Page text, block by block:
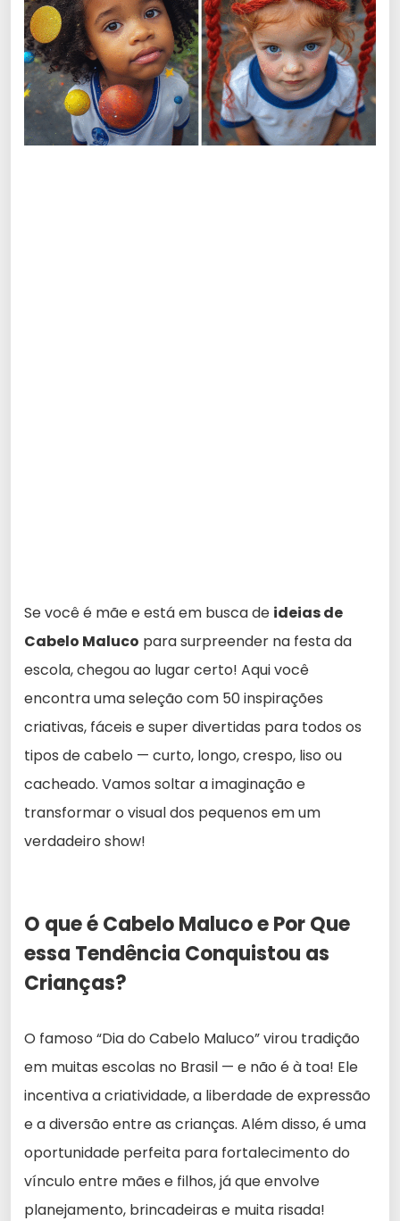
Se você é mãe e está em busca de ideias de
Cabelo Maluco para surpreender na festa da
escola, chegou ao lugar certo! Aqui você
encontra uma seleção com 50 inspirações
criativas, fáceis e super divertidas para todos os
tipos de cabelo — curto, longo, crespo, liso ou
cacheado. Vamos soltar a imaginação e
transformar o visual dos pequenos em um
verdadeiro show!
O que é Cabelo Maluco e Por Que
essa Tendência Conquistou as
Crianças?
O famoso “Dia do Cabelo Maluco” virou tradição
em muitas escolas no Brasil — e não é à toa! Ele
incentiva a criatividade, a liberdade de expressão
e a diversão entre as crianças. Além disso, é uma
oportunidade perfeita para fortalecimento do
vínculo entre mães e filhos, já que envolve
planejamento, brincadeiras e muita risada!